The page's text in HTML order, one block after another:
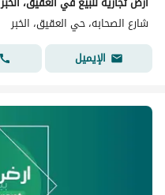
شارع الصحابه، حي العقيق، الخبر
الإيميل